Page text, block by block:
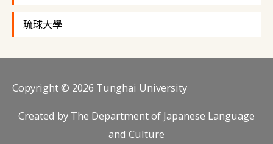
琉球大學
Copyright © 2026 Tunghai University
Created by The Department of Japanese Language
and Culture